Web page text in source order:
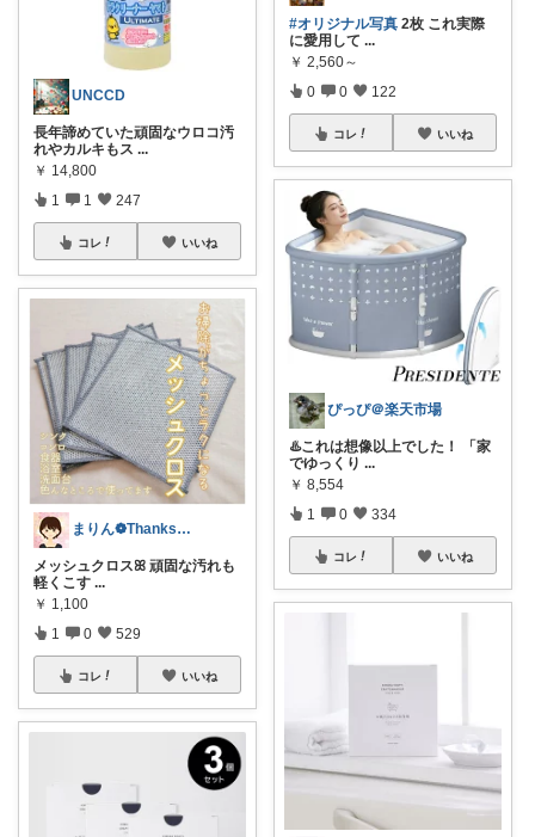
UNCCD
長年諦めていた頑固なウロコ汚
れやカルキもス ...
￥ 14,800
1 1 247
コレ いいね
まりん❁Thanks a lot‪ ❤︎
メッシュクロスꕤ︎︎ 頑固な汚れも
軽くこす ...
￥ 1,100
1 0 529
コレ いいね
#オリジナル写真 2枚 これ実際
に愛用して ...
￥ 2,560～
0 0 122
コレ いいね
ぴっぴ＠楽天市場
♨️これは想像以上でした！ 「家
でゆっくり ...
￥ 8,554
1 0 334
コレ いいね